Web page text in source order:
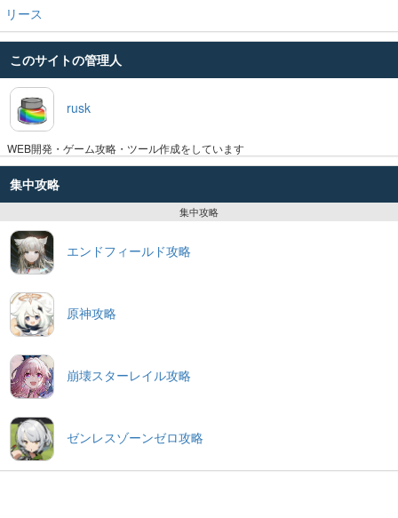
リース
このサイトの管理人
rusk
開発・ゲーム攻略・ツール作成をしています
集中攻略
集中攻略
エンドフィールド攻略
原神攻略
崩壊スターレイル攻略
ゼンレスゾーンゼロ攻略